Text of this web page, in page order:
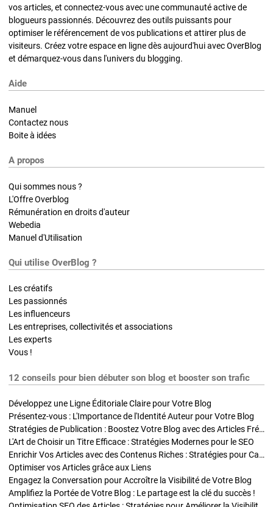
vos articles, et connectez-vous avec une communauté active de
blogueurs passionnés. Découvrez des outils puissants pour
optimiser le référencement de vos publications et attirer plus de
visiteurs. Créez votre espace en ligne dès aujourd'hui avec OverBlog
et démarquez-vous dans l'univers du blogging.
Aide
Manuel
Contactez nous
Boite à idées
A propos
Qui sommes nous ?
L'Offre Overblog
Rémunération en droits d'auteur
Webedia
Manuel d'Utilisation
Qui utilise OverBlog ?
Les créatifs
Les passionnés
Les influenceurs
Les entreprises, collectivités et associations
Les experts
Vous !
12 conseils pour bien débuter son blog et booster son trafic
Développez une Ligne Éditoriale Claire pour Votre Blog
Présentez-vous : L'Importance de l'Identité Auteur pour Votre Blog
Stratégies de Publication : Boostez Votre Blog avec des Articles Fréquents et Exclusifs
L'Art de Choisir un Titre Efficace : Stratégies Modernes pour le SEO
Enrichir Vos Articles avec des Contenus Riches : Stratégies pour Captiver et Optimiser
Optimiser vos Articles grâce aux Liens
Engagez la Conversation pour Accroître la Visibilité de Votre Blog
Amplifiez la Portée de Votre Blog : Le partage est la clé du succès !